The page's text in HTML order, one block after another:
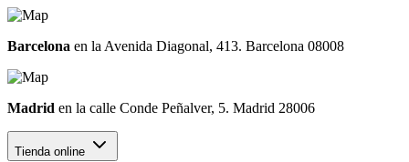
Barcelona en la Avenida Diagonal, 413. Barcelona 08008
Madrid en la calle Conde Peñalver, 5. Madrid 28006
Tienda online